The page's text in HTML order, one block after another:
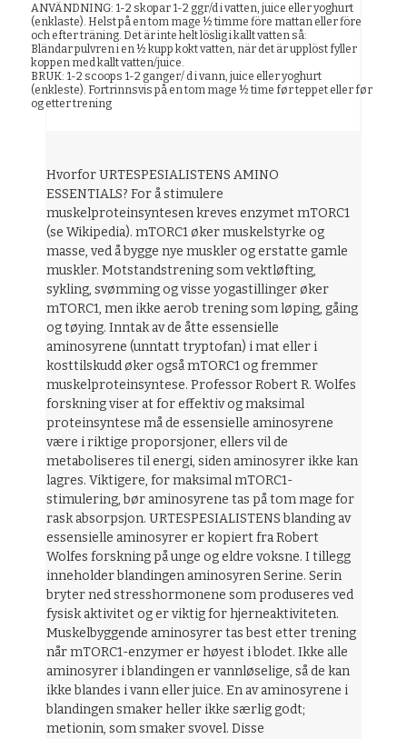
ANVÄNDNING: 1-2 skopar 1-2 ggr/d i vatten, juice eller yoghurt
(enklaste). Helst på en tom mage ½ timme före mattan eller före
och efter träning. Det är inte helt löslig i kallt vatten så:
Bländar pulvren i en ½ kupp kokt vatten, när det är upplöst fyller
koppen med kallt vatten/juice.
BRUK: 1-2 scoops 1-2 ganger/ d i vann, juice eller yoghurt
(enkleste). Fortrinnsvis på en tom mage ½ time før teppet eller før
og etter trening
Hvorfor URTESPESIALISTENS AMINO
ESSENTIALS? For å stimulere
muskelproteinsyntesen kreves enzymet mTORC1
(se Wikipedia). mTORC1 øker muskelstyrke og
masse, ved å bygge nye muskler og erstatte gamle
muskler. Motstandstrening som vektløfting,
sykling, svømming og visse yogastillinger øker
mTORC1, men ikke aerob trening som løping, gåing
og tøying. Inntak av de åtte essensielle
aminosyrene (unntatt tryptofan) i mat eller i
kosttilskudd øker også mTORC1 og fremmer
muskelproteinsyntese. Professor Robert R. Wolfes
forskning viser at for effektiv og maksimal
proteinsyntese må de essensielle aminosyrene
være i riktige proporsjoner, ellers vil de
metaboliseres til energi, siden aminosyrer ikke kan
lagres. Viktigere, for maksimal mTORC1-
stimulering, bør aminosyrene tas på tom mage for
rask absorpsjon. URTESPESIALISTENS blanding av
essensielle aminosyrer er kopiert fra Robert
Wolfes forskning på unge og eldre voksne. I tillegg
inneholder blandingen aminosyren Serine. Serin
bryter ned stresshormonene som produseres ved
fysisk aktivitet og er viktig for hjerneaktiviteten.
Muskelbyggende aminosyrer tas best etter trening
når mTORC1-enzymer er høyest i blodet. Ikke alle
aminosyrer i blandingen er vannløselige, så de kan
ikke blandes i vann eller juice. En av aminosyrene i
blandingen smaker heller ikke særlig godt;
metionin, som smaker svovel. Disse